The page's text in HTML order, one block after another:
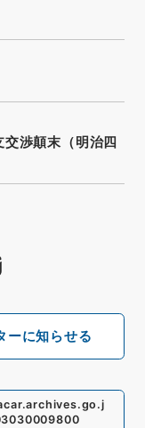
ーに知らせる
渉顛末（明治四